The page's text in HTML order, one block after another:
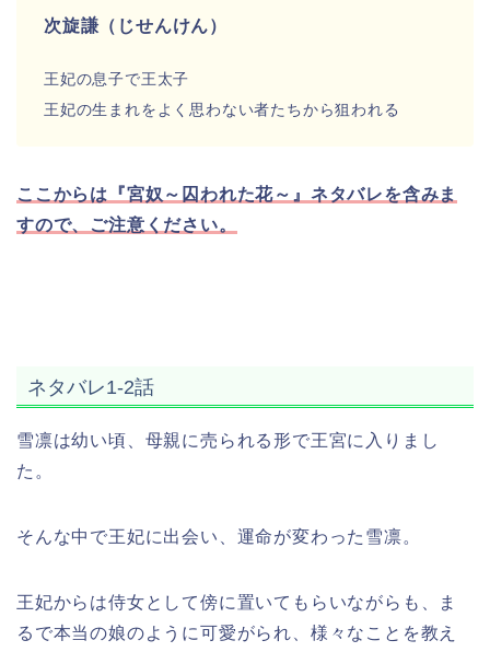
次旋謙（じせんけん）
王妃の息子で王太子
王妃の生まれをよく思わない者たちから狙われる
ここからは『宮奴～囚われた花～』ネタバレを含みま
すので、ご注意ください。
ネタバレ1-2話
雪凛は幼い頃、母親に売られる形で王宮に入りまし
た。
そんな中で王妃に出会い、運命が変わった雪凛。
王妃からは侍女として傍に置いてもらいながらも、ま
るで本当の娘のように可愛がられ、様々なことを教え